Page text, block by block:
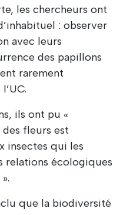
les chercheurs ont
: observer
avec leurs
des papillons
rarement
ils ont pu «
fleurs est
insectes qui les
relations écologiques
que la biodiversité